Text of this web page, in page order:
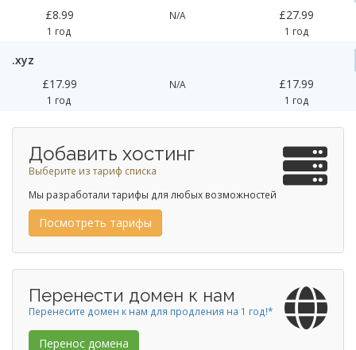
£8.99
1 год
N/A £27.99
1 год
.xyz
£17.99
1 год
N/A £17.99
1 год
Добавить хостинг
Выберите из тариф списка
Мы разработали тарифы для любых возможностей
Посмотреть тарифы
Перенести домен к нам
Перенесите домен к нам для продления на 1 год!*
Перенос домена